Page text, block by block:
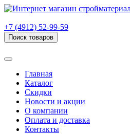
+7 (4912) 52-99-59
Поиск товаров
Главная
Каталог
Скидки
Новости и акции
О компании
Оплата и доставка
Контакты